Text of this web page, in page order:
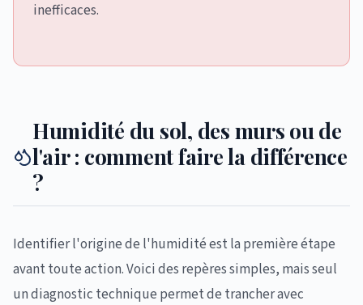
inefficaces.
Humidité du sol, des murs ou de
l'air : comment faire la différence
?
Identifier l'origine de l'humidité est la première étape
avant toute action. Voici des repères simples, mais seul
un diagnostic technique permet de trancher avec